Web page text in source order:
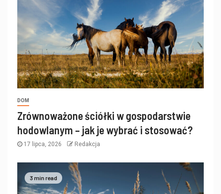
DOM
Zrównoważone ściółki w gospodarstwie
hodowlanym – jak je wybrać i stosować?
17 lipca, 2026 Redakcja
3 min read